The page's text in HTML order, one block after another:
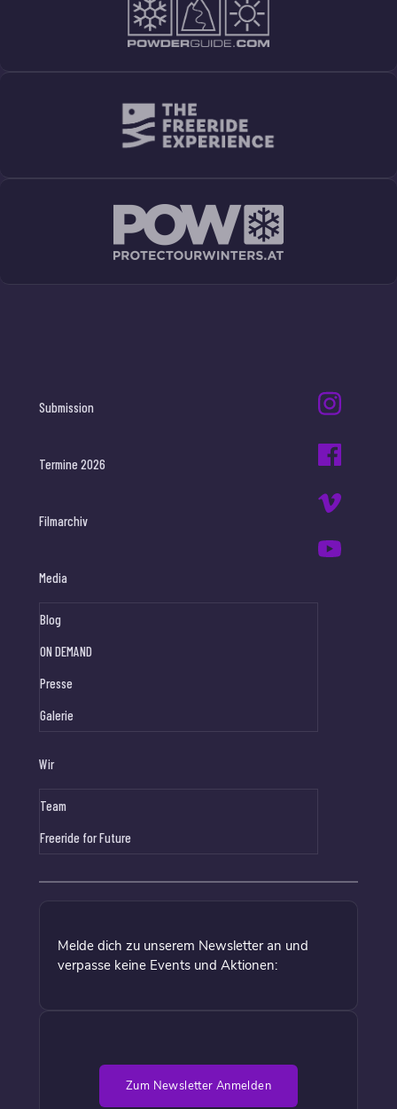
Submission
Termine 2026
Filmarchiv
Media
Blog
ON DEMAND
Presse
Galerie
Wir
Team
Freeride for Future
Melde dich zu unserem Newsletter an und
verpasse keine Events und Aktionen:
Zum Newsletter Anmelden